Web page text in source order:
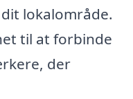
lokalområde.
til at forbinde
der